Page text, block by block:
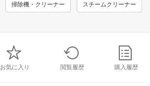
掃除機・クリーナー スチームクリーナー
お気に入り 閲覧履歴 購入履歴